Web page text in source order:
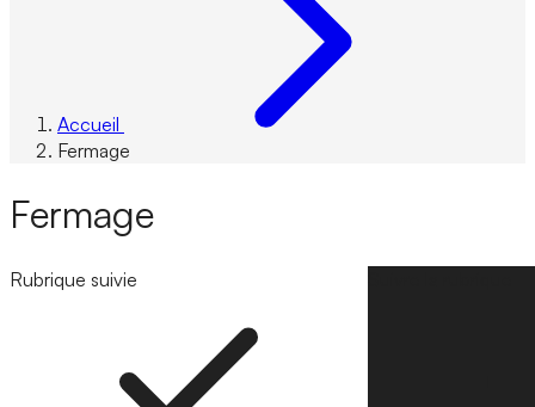
Accueil
Fermage
Fermage
Rubrique suivie